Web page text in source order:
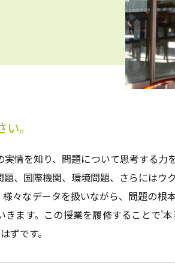
。
情を知り、問題について思考する力
、国際機関、環境問題、さらにはウ
々なデータを扱いながら、問題の根
ます。この授業を履修することで'
ずです。